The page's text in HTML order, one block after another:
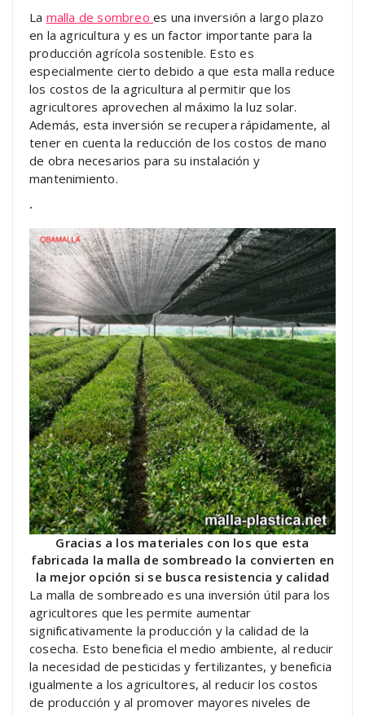
La malla de sombreoes una inversión a largo plazo
en la agricultura y es un factor importante para la
producción agrícola sostenible. Esto es
especialmente cierto debido a que esta malla reduce
los costos de la agricultura al permitir que los
agricultores aprovechen al máximo la luz solar.
Además, esta inversión se recupera rápidamente, al
tener en cuenta la reducción de los costos de mano
de obra necesarios para su instalación y
mantenimiento.
.
Gracias a los materiales con los que esta
fabricada la malla de sombreado la convierten en
la mejor opción si se busca resistencia y calidad
La malla de sombreado es una inversión útil para los
agricultores que les permite aumentar
significativamente la producción y la calidad de la
cosecha. Esto beneficia el medio ambiente, al reducir
la necesidad de pesticidas y fertilizantes, y beneficia
igualmente a los agricultores, al reducir los costos
de producción y al promover mayores niveles de